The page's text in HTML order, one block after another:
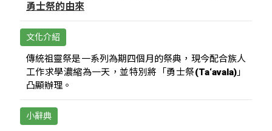
勇士祭的由來
文化介紹
傳統祖靈祭是一系列為期四個月的祭典，現今配合族人
工作求學濃縮為一天，並特別將「勇士祭(Ta‘avala)」
凸顯辦理。
小辭典